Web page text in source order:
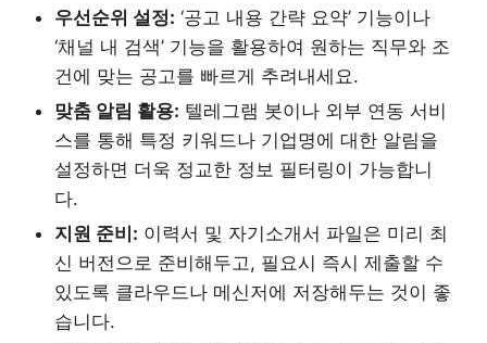
우선순위 설정: ‘공고 내용 간략 요약’ 기능이나
‘채널 내 검색’ 기능을 활용하여 원하는 직무와 조
건에 맞는 공고를 빠르게 추려내세요.
맞춤 알림 활용: 텔레그램 봇이나 외부 연동 서비
스를 통해 특정 키워드나 기업명에 대한 알림을
설정하면 더욱 정교한 정보 필터링이 가능합니
다.
지원 준비: 이력서 및 자기소개서 파일은 미리 최
신 버전으로 준비해두고, 필요시 즉시 제출할 수
있도록 클라우드나 메신저에 저장해두는 것이 좋
습니다.